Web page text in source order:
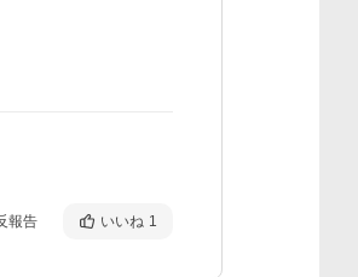
報告 いいね 1